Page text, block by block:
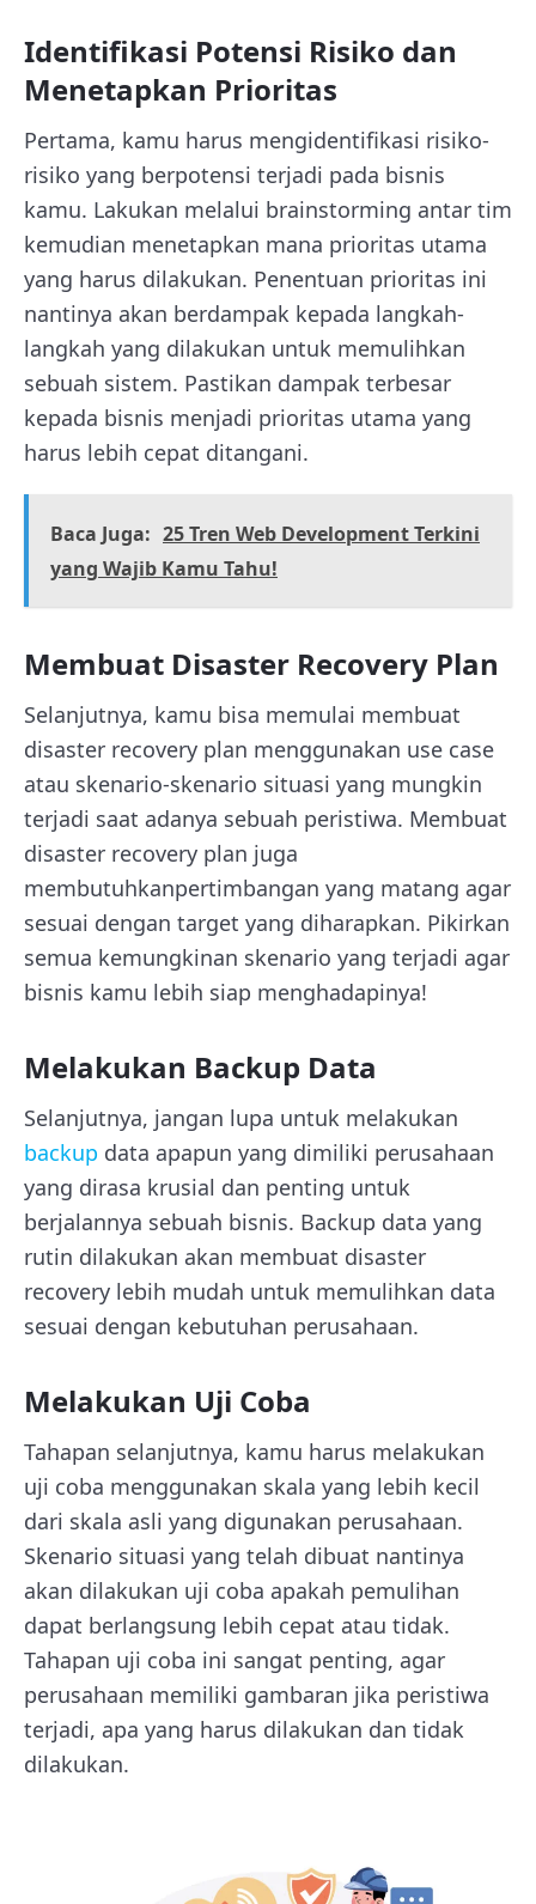
Identifikasi Potensi Risiko dan
Menetapkan Prioritas
Pertama, kamu harus mengidentifikasi risiko-
risiko yang berpotensi terjadi pada bisnis
kamu. Lakukan melalui brainstorming antar tim
kemudian menetapkan mana prioritas utama
yang harus dilakukan. Penentuan prioritas ini
nantinya akan berdampak kepada langkah-
langkah yang dilakukan untuk memulihkan
sebuah sistem. Pastikan dampak terbesar
kepada bisnis menjadi prioritas utama yang
harus lebih cepat ditangani.
Baca Juga: 25 Tren Web Development Terkini
yang Wajib Kamu Tahu!
Membuat Disaster Recovery Plan
Selanjutnya, kamu bisa memulai membuat
disaster recovery plan menggunakan use case
atau skenario-skenario situasi yang mungkin
terjadi saat adanya sebuah peristiwa. Membuat
disaster recovery plan juga
membutuhkanpertimbangan yang matang agar
sesuai dengan target yang diharapkan. Pikirkan
semua kemungkinan skenario yang terjadi agar
bisnis kamu lebih siap menghadapinya!
Melakukan Backup Data
Selanjutnya, jangan lupa untuk melakukan
backup data apapun yang dimiliki perusahaan
yang dirasa krusial dan penting untuk
berjalannya sebuah bisnis. Backup data yang
rutin dilakukan akan membuat disaster
recovery lebih mudah untuk memulihkan data
sesuai dengan kebutuhan perusahaan.
Melakukan Uji Coba
Tahapan selanjutnya, kamu harus melakukan
uji coba menggunakan skala yang lebih kecil
dari skala asli yang digunakan perusahaan.
Skenario situasi yang telah dibuat nantinya
akan dilakukan uji coba apakah pemulihan
dapat berlangsung lebih cepat atau tidak.
Tahapan uji coba ini sangat penting, agar
perusahaan memiliki gambaran jika peristiwa
terjadi, apa yang harus dilakukan dan tidak
dilakukan.